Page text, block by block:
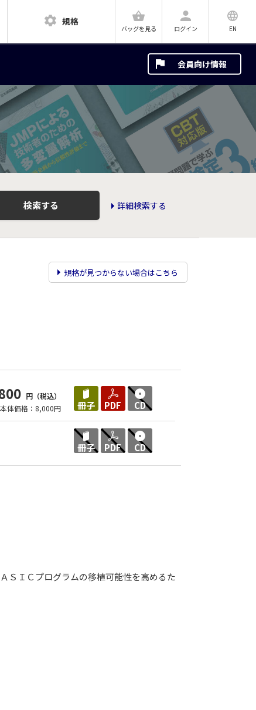
規格
バッグを見る ログイン EN
会員向け情報
検索する 詳細検索する
規格が見つからない場合はこちら
円（税込）
本体価格：8,000円
冊子 PDF CD
冊子 PDF CD
ＳＩＣプログラムの移植可能性を高めるた